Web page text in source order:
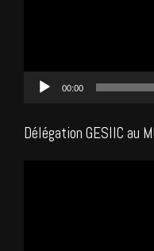
00:00
Délégation GESIIC au